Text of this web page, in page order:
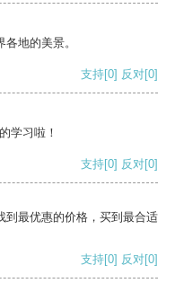
地的美景。
支持[0] 反对[0]
学习啦！
支持[0] 反对[0]
到最优惠的价格，买到最合适
支持[0] 反对[0]